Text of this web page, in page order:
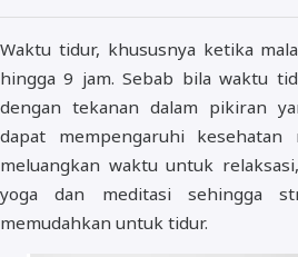
Waktu tidur, khususnya ketika
hingga 9 jam. Sebab bila waktu
dengan tekanan dalam pikiran
dapat mempengaruhi
meluangkan waktu untuk
yoga dan meditasi sehingga
memudahkan untuk tidur.